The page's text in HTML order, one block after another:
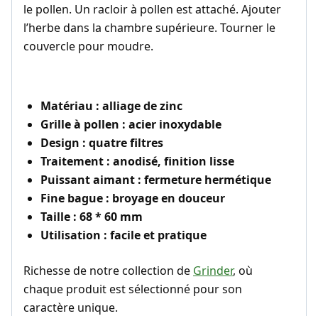
le pollen. Un racloir à pollen est attaché. Ajouter
l’herbe dans la chambre supérieure. Tourner le
couvercle pour moudre.
Matériau : alliage de zinc
Grille à pollen : acier inoxydable
Design : quatre filtres
Traitement : anodisé, finition lisse
Puissant aimant : fermeture hermétique
Fine bague : broyage en douceur
Taille : 68 * 60 mm
Utilisation : facile et pratique
Richesse de notre collection de Grinder, où
chaque produit est sélectionné pour son
caractère unique.